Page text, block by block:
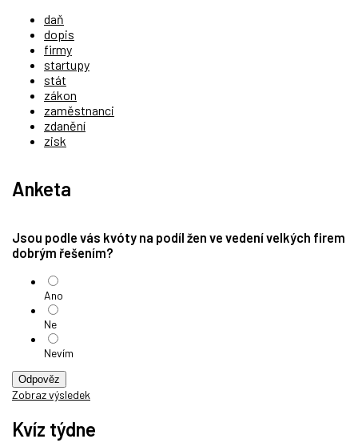
daň
dopis
firmy
startupy
stát
zákon
zaměstnanci
zdanění
zisk
Anketa
Jsou podle vás kvóty na podíl žen ve vedení velkých firem
dobrým řešením?
Ano
Ne
Nevím
Odpověz
Zobraz výsledek
Kvíz týdne